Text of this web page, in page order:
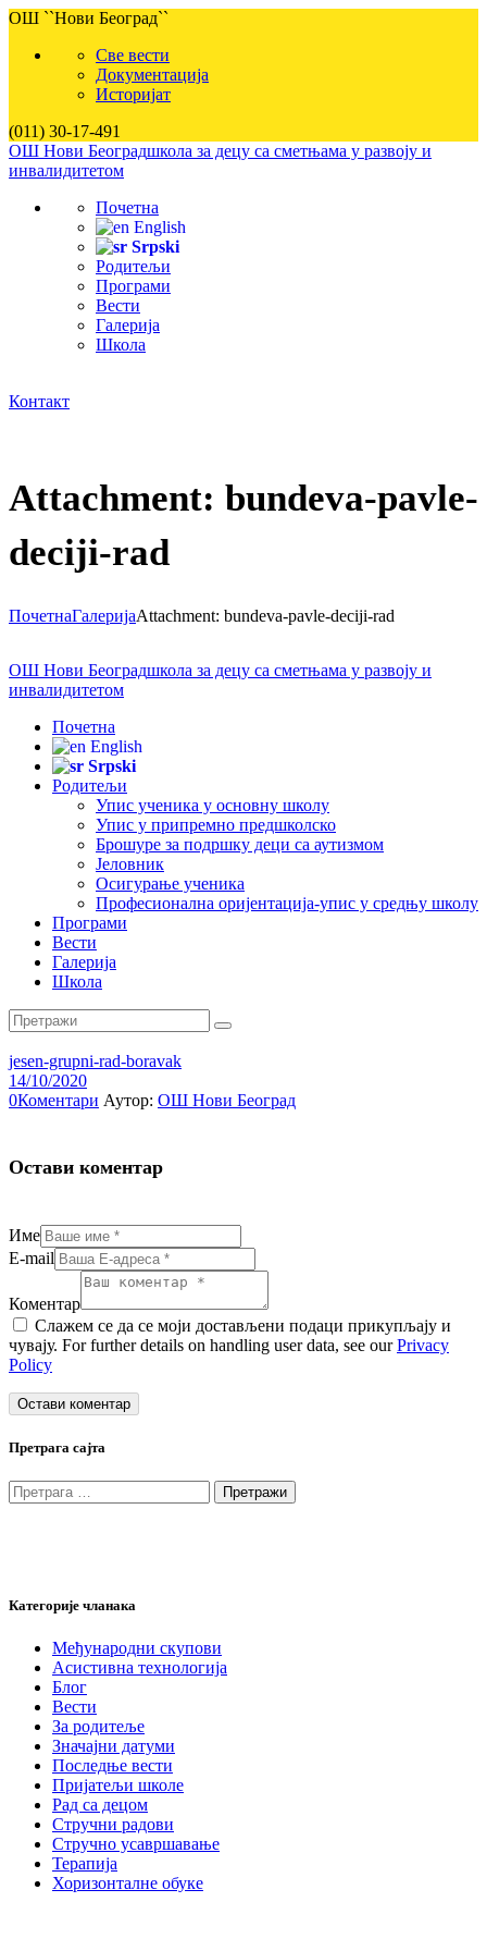
ОШ ``Нови Београд``
Све вести
Документација
Историјат
(011) 30-17-491
ОШ Нови Београдшкола за децу са сметњама у развоју и
инвалидитетом
Почетна
English
Srpski
Родитељи
Програми
Вести
Галерија
Школа
Контакт
Attachment: bundeva-pavle-
deciji-rad
ПочетнаГалеријаAttachment: bundeva-pavle-deciji-rad
ОШ Нови Београдшкола за децу са сметњама у развоју и
инвалидитетом
Почетна
English
Srpski
Родитељи
Упис ученика у основну школу
Упис у припремно предшколско
Брошуре за подршку деци са аутизмом
Јеловник
Осигурање ученика
Професионална оријентација-упис у средњу школу
Програми
Вести
Галерија
Школа
jesen-grupni-rad-boravak
14/10/2020
0Коментари Аутор: ОШ Нови Београд
Остави коментар
Име
E-mail
Коментар
Слажем се да се моји достављени подаци прикупљају и
чувају. For further details on handling user data, see ourPrivacy
Policy
Претрага сајта
Претрага
за:
Категорије чланака
Међународни скупови
Асистивна технологија
Блог
Вести
За родитеље
Значајни датуми
Последње вести
Пријатељи школе
Рад са децом
Стручни радови
Стручно усавршавање
Терапија
Хоризонталне обуке